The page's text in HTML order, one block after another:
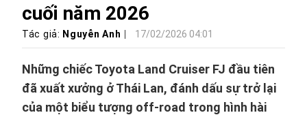
cuối năm 2026
Tác giả: Nguyễn Anh 17/02/2026 04:01
Những chiếc Toyota Land Cruiser FJ đầu tiên
đã xuất xưởng ở Thái Lan, đánh dấu sự trở lại
của một biểu tượng off-road trong hình hài